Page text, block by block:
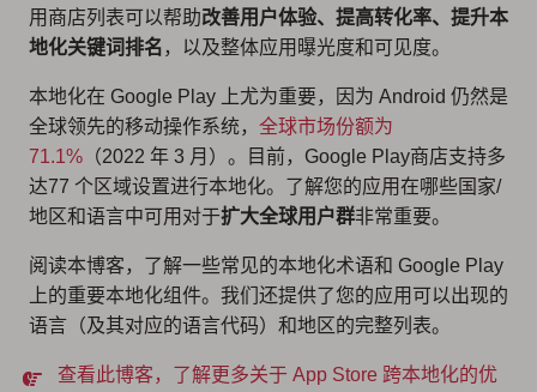
用商店列表可以帮助改善用户体验、提高转化率、提升本
地化关键词排名 ，以及整体应用曝光度和可见度。
本地化在 Google Play 上尤为重要，因为 Android 仍然是
全球领先的移动操作系统， 全球市场份额为
71.1% （2022 年 3 月）。目前，Google Play商店支持多
达77 个区域设置进行本地化。了解您的应用在哪些国家/
地区和语言中可用对于扩大全球用户群非常重要。
阅读本博客，了解一些常见的本地化术语和 Google Play
上的重要本地化组件。我们还提供了您的应用可以出现的
语言（及其对应的语言代码）和地区的完整列表。
查看此博客，了解更多关于 App Store 跨本地化的优